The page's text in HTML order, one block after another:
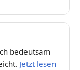
bedeutsam
Jetzt lesen